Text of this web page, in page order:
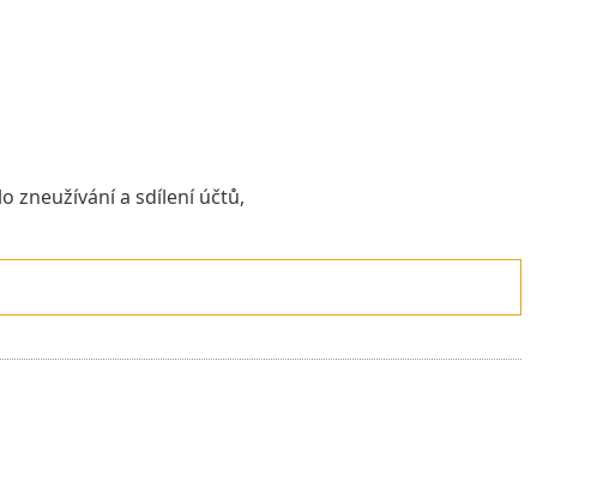
zneužívání a sdílení účtů,